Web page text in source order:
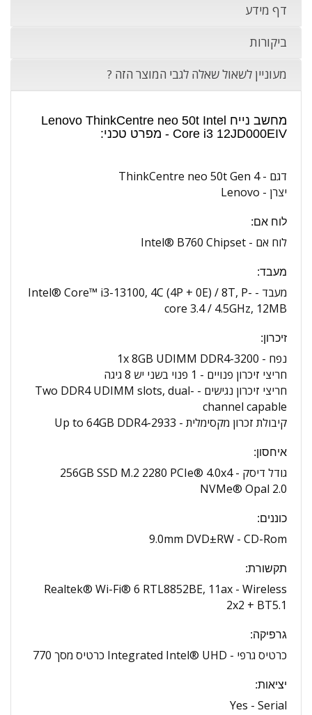
דף מידע
ביקורות
מעוניין לשאול שאלה לגבי המוצר הזה ?
מחשב נייח Lenovo ThinkCentre neo 50t Intel
Core i3 12JD000EIV - מפרט טכני:
דגם -ThinkCentre neo 50t Gen 4
יצרן - Lenovo
לוח אם:
לוח אם - Intel® B760 Chipset
מעבד:
מעבד - Intel® Core™ i3-13100, 4C (4P + 0E) / 8T, P-
core 3.4 / 4.5GHz, 12MB
זיכרון:
נפח - 1x 8GB UDIMM DDR4-3200
חריצי זיכרון פנויים - 1 פנוי בשני יש 8 גיגה
חריצי זיכרון נגישים - Two DDR4 UDIMM slots, dual-
channel capable
קיבולת זכרון מקסימלית - Up to 64GB DDR4-2933
איחסון:
גודל דיסק -256GB SSD M.2 2280 PCIe® 4.0x4
NVMe® Opal 2.0
כוננים:
CD-Rom -
9.0mm DVD±RW
תקשורת:
Wireless -
Realtek® Wi-Fi® 6 RTL8852BE, 11ax
2x2 + BT5.1
גרפיקה:
כרטיס גרפי - Integrated Intel® UHD כרטיס מסך 770
יציאות:
Serial -
Yes